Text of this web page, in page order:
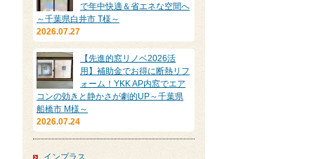
で年中快適＆省エネな空間へ
～千葉県白井市 T様～
2026.07.27
【先進的窓リノベ2026活
用】補助金でお得に断熱リフ
ォーム！YKK AP内窓でエア
コンの効きと静かさが劇的UP～千葉県
船橋市 M様～
2026.07.24